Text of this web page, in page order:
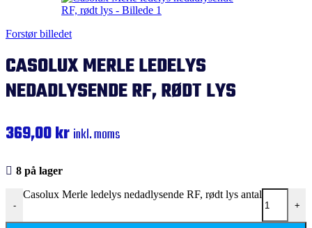
Forstør billedet
CASOLUX MERLE LEDELYS
NEDADLYSENDE RF, RØDT LYS
369,00kr inkl. moms
8 på lager
-
Casolux Merle ledelys nedadlysende RF, rødt lys antal
+